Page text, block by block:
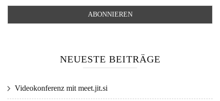
NEUESTE BEITRÄGE
Videokonferenz mit meet.jit.si